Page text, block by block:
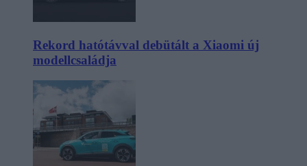
Rekord hatótávval debütált a Xiaomi új
modellcsaládja